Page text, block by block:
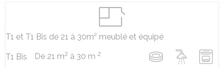
T1 et T1 Bis de 21 à 30m² meublé et équipé
T1 Bis De 21 m2 à 30 m 2